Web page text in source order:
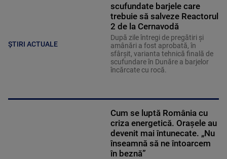
ȘTIRI ACTUALE
scufundate barjele care
trebuie să salveze Reactorul
2 de la Cernavodă
După zile întregi de pregătiri și
amânări a fost aprobată, în
sfârșit, varianta tehnică finală de
scufundare în Dunăre a barjelor
încărcate cu rocă.
Cum se luptă România cu
criza energetică. Orașele au
devenit mai întunecate. „Nu
înseamnă să ne întoarcem
în beznă”